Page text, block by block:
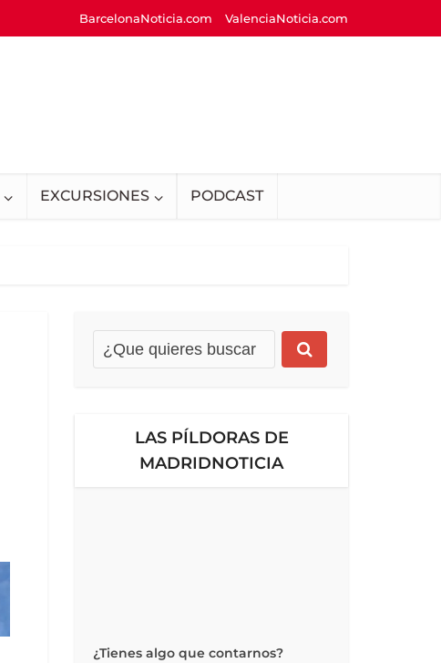
BarcelonaNoticia.com ValenciaNoticia.com
EXCURSIONES PODCAST
LAS PÍLDORAS DE
MADRIDNOTICIA
¿Tienes algo que contarnos?